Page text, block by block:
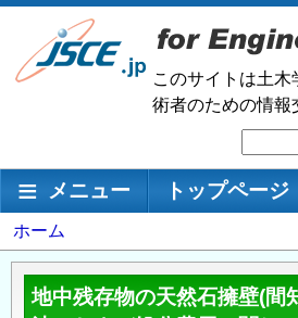
メ
ン
移
このサイトは土
術者のための情報
索
メインナビゲーション
メニュー トップページ
パ
ン
く
ホーム
地中残存物の天然石擁壁(間